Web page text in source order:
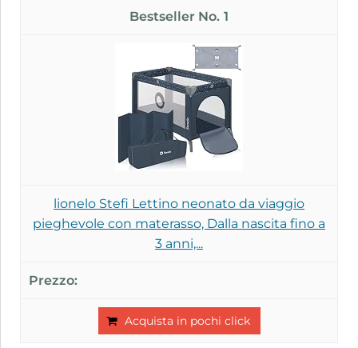
1
lionelo Stefi Lettino neonato da viaggio
pieghevole con materasso, Dalla nascita fino a
3 anni,...
Acquista in pochi click